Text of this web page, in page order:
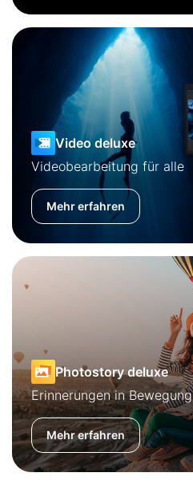
Video deluxe
Videobearbeitung für alle
Mehr erfahren
Photostory deluxe
Erinnerungen in Bewegung
Mehr erfahren